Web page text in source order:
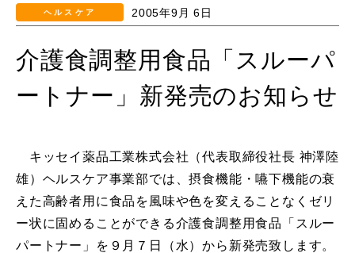
ヘルスケア 2005年9月 6日
介護食調整用食品「スルーパ
ートナー」新発売のお知らせ
キッセイ薬品工業株式会社（代表取締役社長 神澤陸
雄）ヘルスケア事業部では、摂食機能・嚥下機能の衰
えた高齢者用に食品を風味や色を変えることなくゼリ
ー状に固めることができる介護食調整用食品「スルー
パートナー」を９月７日（水）から新発売致します。